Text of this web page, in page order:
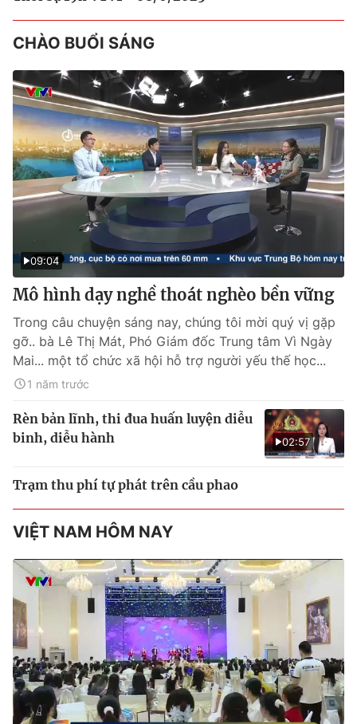
CHÀO BUỔI SÁNG
09:04
Mô hình dạy nghề thoát nghèo bền vững
Trong câu chuyện sáng nay, chúng tôi mời quý vị gặp
gỡ.. bà Lê Thị Mát, Phó Giám đốc Trung tâm Vì Ngày
Mai... một tổ chức xã hội hỗ trợ người yếu thế học...
1 năm trước
02:57
Rèn bản lĩnh, thi đua huấn luyện diễu
binh, diễu hành
Trạm thu phí tự phát trên cầu phao
VIỆT NAM HÔM NAY